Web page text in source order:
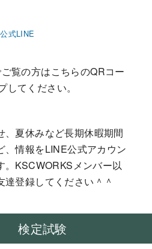
公式LINE
覧の方はこちらのQRコー
してください。
、夏休みなど長期休暇期間
、情報をLINE公式アカウン
。KSCWORKSメンバー以
登録してください＾＾
検定試験